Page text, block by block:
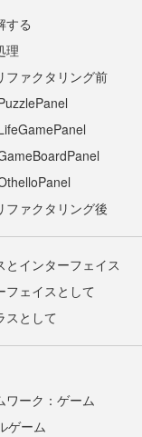
する
理
ファクタリング前
ファクタリング後
とインターフェイス
フェイスとして
スとして
ワーク：ゲーム
ゲーム